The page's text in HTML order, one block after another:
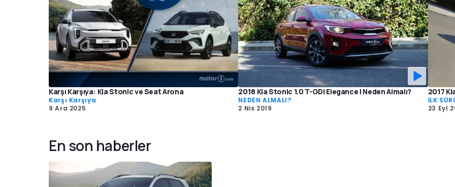
Karşı Karşıya: Kia Stonic ve Seat Arona
Karşı Karşıya
9 Ara 2025
2018 Kia Stonic 1.0 T-GDI Elegance | Neden Almalı?
NEDEN ALMALI?
2 Nis 2019
2017
İLK
23 Eyl
En son haberler